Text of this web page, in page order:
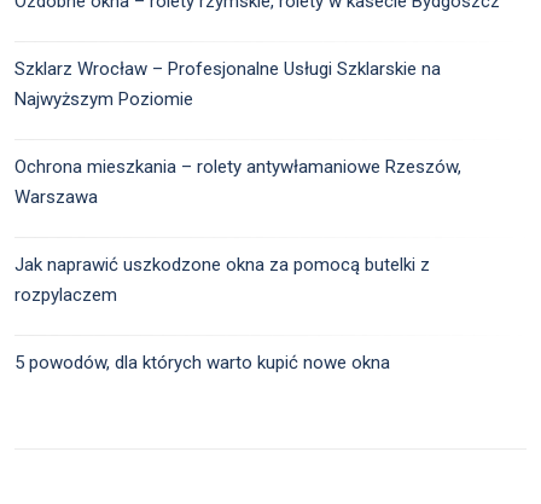
Szklarz Wrocław – Profesjonalne Usługi Szklarskie na
Najwyższym Poziomie
Ochrona mieszkania – rolety antywłamaniowe Rzeszów,
Warszawa
Jak naprawić uszkodzone okna za pomocą butelki z
rozpylaczem
5 powodów, dla których warto kupić nowe okna